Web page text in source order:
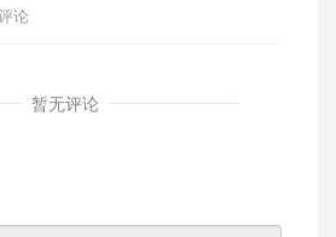
论
暂无评论